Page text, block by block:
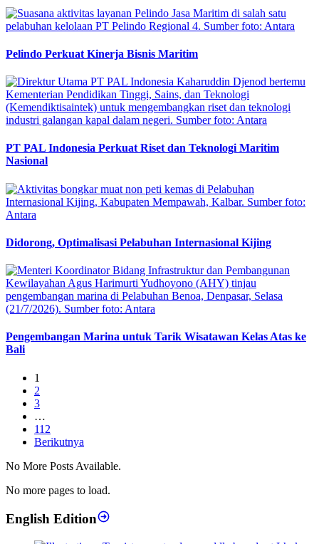
Pelindo Perkuat Kinerja Bisnis Maritim
PT PAL Indonesia Perkuat Riset dan Teknologi Maritim
Nasional
Didorong, Optimalisasi Pelabuhan Internasional Kijing
Pengembangan Marina untuk Tarik Wisatawan Kelas Atas ke
Bali
1
2
3
…
112
Berikutnya
No More Posts Available.
No more pages to load.
English Edition